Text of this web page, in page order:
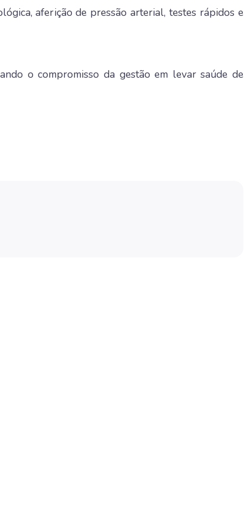
aferição de pressão arterial, testes rápidos e
o compromisso da gestão em levar saúde de